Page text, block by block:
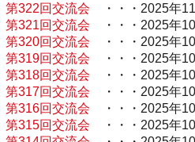
第322回交流会 ・・・2025年
第321回交流会 ・・・2025年
第320回交流会 ・・・2025年
第319回交流会 ・・・2025年
第318回交流会 ・・・2025年
第317回交流会 ・・・2025年
第316回交流会 ・・・2025年
第315回交流会 ・・・2025年